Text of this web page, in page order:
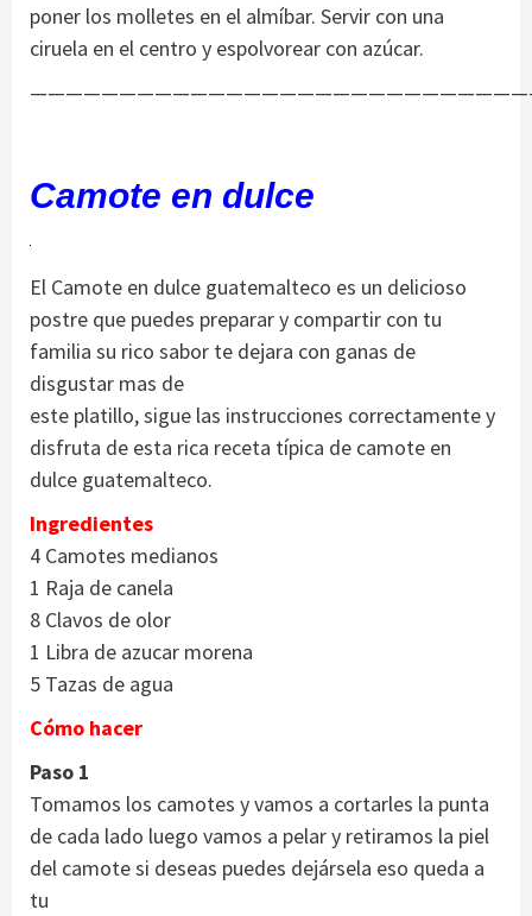
poner los molletes en el almíbar. Servir con una
ciruela en el centro y espolvorear con azúcar.
Camote en dulce
El Camote en dulce guatemalteco es un delicioso
postre que puedes preparar y compartir con tu
familia su rico sabor te dejara con ganas de
disgustar mas de
este platillo, sigue las instrucciones correctamente y
disfruta de esta rica receta típica de camote en
dulce guatemalteco.
Ingredientes
4 Camotes medianos
1 Raja de canela
8 Clavos de olor
1 Libra de azucar morena
5 Tazas de agua
Cómo hacer
Paso 1
Tomamos los camotes y vamos a cortarles la punta
de cada lado luego vamos a pelar y retiramos la piel
del camote si deseas puedes dejársela eso queda a
tu